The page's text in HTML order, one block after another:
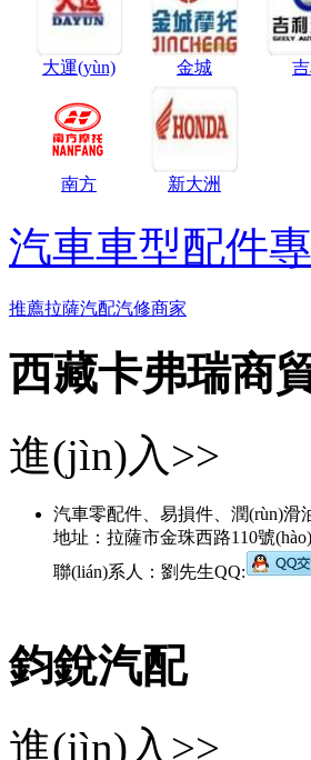
大運(yùn) 金城 吉
南方 新大洲
汽車車型配件
推薦拉薩汽配汽修商家
西藏卡弗瑞商
進(jìn)入>>
汽車零配件、易損件、潤(rùn)
地址：拉薩市金珠西路110號(hào)
聯(lián)系人：劉先生QQ:
鈞銳汽配
進(jìn)入>>